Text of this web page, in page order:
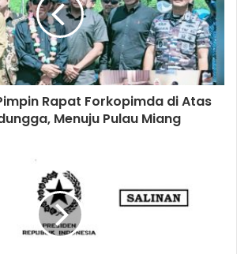
Rapat Forkopimda di Atas
Menuju Pulau Miang